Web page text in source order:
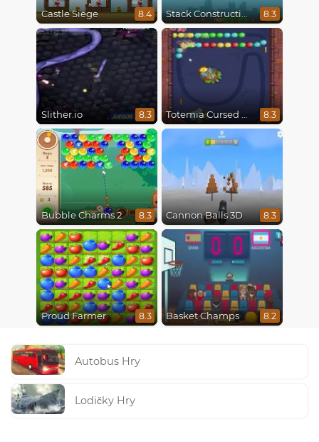
Castle Siege 8.4 Stack Construction 8.3
Slither.io 8.3 Totemia Cursed Marbles 8.3
Bubble Charms 2 8.3 Cannon Balls 3D 8.3
Proud Farmer 8.3 Basket Champs 8.2
Autobus Hry
Lodičky Hry